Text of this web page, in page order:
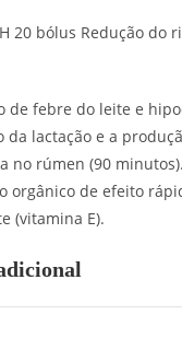
20 bólus Redução
de febre do leite e
da lactação e a
no rúmen (90 minutos).
orgânico de efeito
(vitamina E).